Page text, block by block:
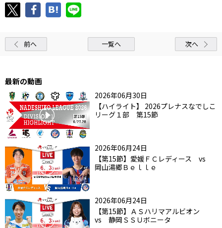
前へ 一覧へ 次へ
最新の動画
2026年06月30日
【ハイライト】 2026プレナスなでしこ
リーグ１部 第15節
2026年06月24日
【第15節】愛媛ＦＣレディース vs
岡山湯郷Ｂｅｌｌｅ
2026年06月24日
【第15節】ＡＳハリマアルビオン
vs 静岡ＳＳＵボニータ